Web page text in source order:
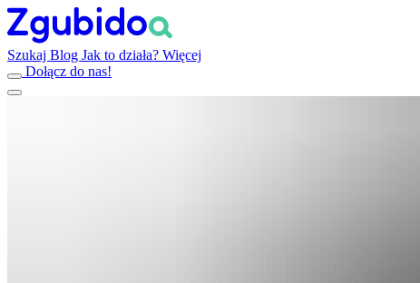
Szukaj Blog Jak to działa? Więcej
Dołącz do nas!